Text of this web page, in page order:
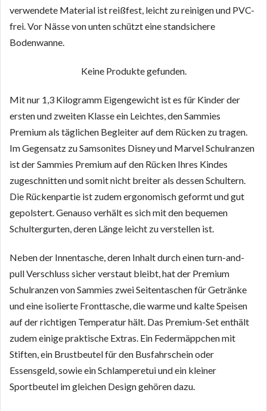
verwendete Material ist reißfest, leicht zu reinigen und PVC-
frei. Vor Nässe von unten schützt eine standsichere
Bodenwanne.
Keine Produkte gefunden.
Mit nur 1,3 Kilogramm Eigengewicht ist es für Kinder der
ersten und zweiten Klasse ein Leichtes, den Sammies
Premium als täglichen Begleiter auf dem Rücken zu tragen.
Im Gegensatz zu Samsonites Disney und Marvel Schulranzen
ist der Sammies Premium auf den Rücken Ihres Kindes
zugeschnitten und somit nicht breiter als dessen Schultern.
Die Rückenpartie ist zudem ergonomisch geformt und gut
gepolstert. Genauso verhält es sich mit den bequemen
Schultergurten, deren Länge leicht zu verstellen ist.
Neben der Innentasche, deren Inhalt durch einen turn-and-
pull Verschluss sicher verstaut bleibt, hat der Premium
Schulranzen von Sammies zwei Seitentaschen für Getränke
und eine isolierte Fronttasche, die warme und kalte Speisen
auf der richtigen Temperatur hält. Das Premium-Set enthält
zudem einige praktische Extras. Ein Federmäppchen mit
Stiften, ein Brustbeutel für den Busfahrschein oder
Essensgeld, sowie ein Schlamperetui und ein kleiner
Sportbeutel im gleichen Design gehören dazu.